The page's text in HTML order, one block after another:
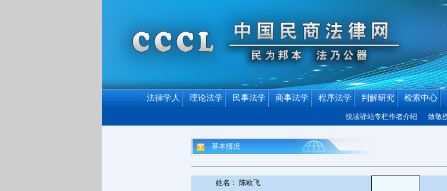
法律学人 理论法学 民事法学 商事法学 程序法学 判解研究 检索中心
悦读驿站专栏作者介绍 致敬授
基本情况
姓名： 陈欧飞